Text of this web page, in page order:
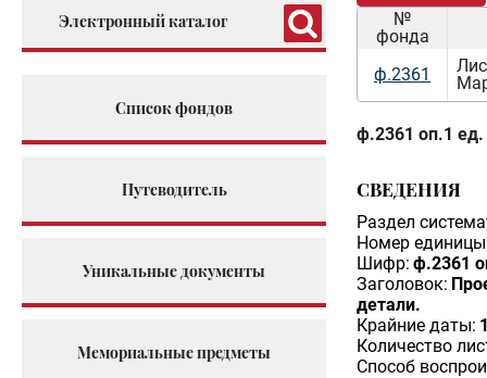
Электронный каталог
Список фондов
Путеводитель
Уникальные документы
Мемориальные предметы
№
фонда
ф.2361
ф.2361 оп.1 ед.
СВЕДЕНИЯ
Раздел
Номер единицы
Шифр: ф.2361
Заголовок:
детали.
Крайние даты:
Количество
Способ